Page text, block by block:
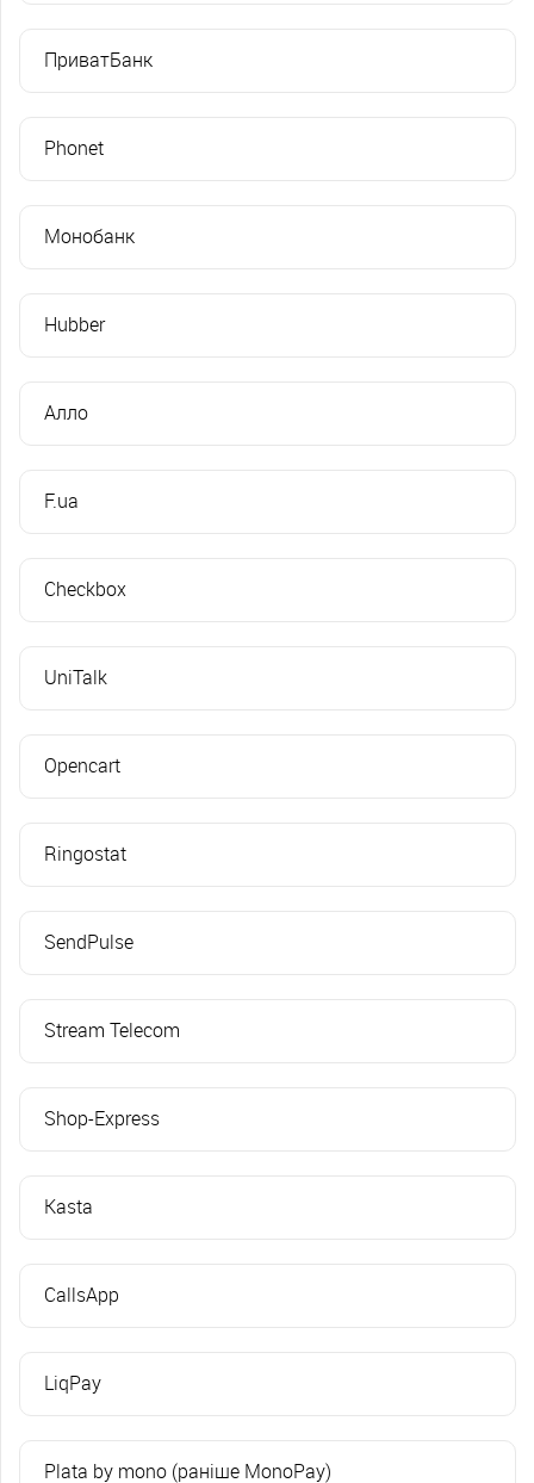
ПриватБанк
Phonet
Монобанк
Hubber
Алло
F.ua
Checkbox
UniTalk
Opencart
Ringostat
SendPulse
Stream Telecom
Shop-Express
Kasta
CallsApp
LiqPay
Plata by mono (раніше MonoPay)